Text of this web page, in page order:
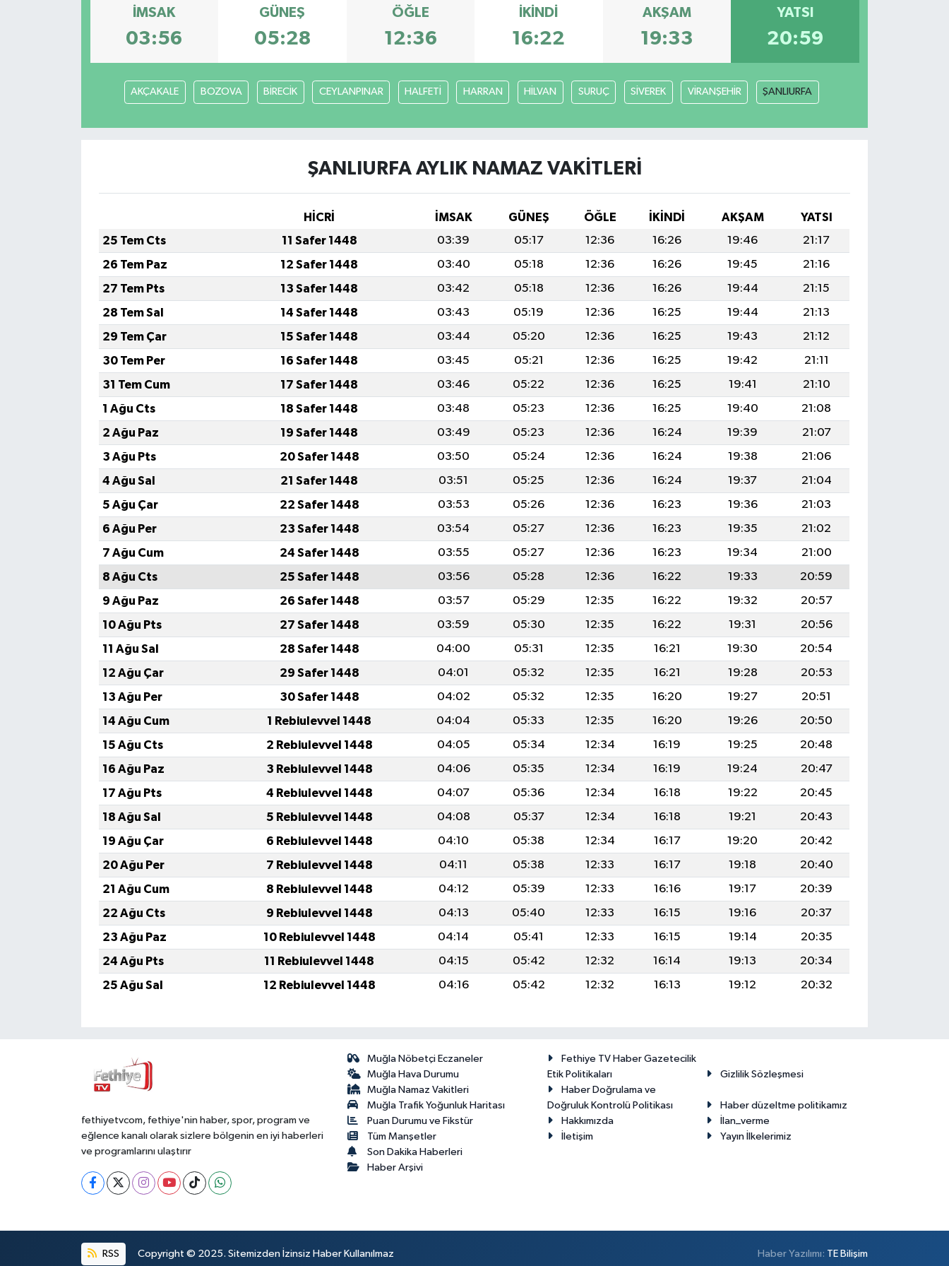
İMSAK
03:56
GÜNEŞ
05:28
ÖĞLE
12:36
İKINDI
16:22
AKŞAM
19:33
YATSI
20:59
AKÇAKALE BOZOVA BİRECİK CEYLANPINAR HALFETİ HARRAN HİLVAN SURUÇ SİVEREK VİRANŞEHİR ŞANLIURFA
ŞANLIURFA AYLIK NAMAZ VAKITLERI
HİCRİ İMSAK GÜNEŞ ÖĞLE İKINDI AKŞAM
YATSI
25 Tem Cts
11 Safer 1448 03:39 05:17 12:36 16:26 19:46
21:17
26 Tem Paz
12 Safer 1448 03:40 05:18 12:36 16:26 19:45
21:16
27 Tem Pts
13 Safer 1448 03:42 05:18 12:36 16:26 19:44
21:15
28 Tem Sal
14 Safer 1448 03:43 05:19 12:36 16:25 19:44
21:13
29 Tem Çar
15 Safer 1448 03:44 05:20 12:36 16:25 19:43
21:12
30 Tem Per
16 Safer 1448 03:45 05:21 12:36 16:25 19:42
21:11
31 Tem Cum
17 Safer 1448 03:46 05:22 12:36 16:25 19:41
21:10
1 Ağu Cts
18 Safer 1448 03:48 05:23 12:36 16:25 19:40
21:08
2 Ağu Paz
19 Safer 1448 03:49 05:23 12:36 16:24 19:39
21:07
3 Ağu Pts
20 Safer 1448 03:50 05:24 12:36 16:24 19:38
21:06
4 Ağu Sal
21 Safer 1448 03:51 05:25 12:36 16:24 19:37
21:04
5 Ağu Çar
22 Safer 1448 03:53 05:26 12:36 16:23 19:36
21:03
6 Ağu Per
23 Safer 1448 03:54 05:27 12:36 16:23 19:35
21:02
7 Ağu Cum
24 Safer 1448 03:55 05:27 12:36 16:23 19:34
21:00
8 Ağu Cts
25 Safer 1448 03:56 05:28 12:36 16:22 19:33
20:59
9 Ağu Paz
26 Safer 1448 03:57 05:29 12:35 16:22 19:32
20:57
10 Ağu Pts
27 Safer 1448 03:59 05:30 12:35 16:22 19:31
20:56
11 Ağu Sal
28 Safer 1448 04:00 05:31 12:35 16:21 19:30
20:54
12 Ağu Çar
29 Safer 1448 04:01 05:32 12:35 16:21 19:28
20:53
13 Ağu Per
30 Safer 1448 04:02 05:32 12:35 16:20 19:27
20:51
14 Ağu Cum
1 Rebiulevvel 1448 04:04 05:33 12:35 16:20 19:26
20:50
15 Ağu Cts
2 Rebiulevvel 1448 04:05 05:34 12:34 16:19 19:25
20:48
16 Ağu Paz
3 Rebiulevvel 1448 04:06 05:35 12:34 16:19 19:24
20:47
17 Ağu Pts
4 Rebiulevvel 1448 04:07 05:36 12:34 16:18 19:22
20:45
18 Ağu Sal
5 Rebiulevvel 1448 04:08 05:37 12:34 16:18 19:21
20:43
19 Ağu Çar
6 Rebiulevvel 1448 04:10 05:38 12:34 16:17 19:20
20:42
20 Ağu Per
7 Rebiulevvel 1448 04:11 05:38 12:33 16:17 19:18
20:40
21 Ağu Cum
8 Rebiulevvel 1448 04:12 05:39 12:33 16:16 19:17
20:39
22 Ağu Cts
9 Rebiulevvel 1448 04:13 05:40 12:33 16:15 19:16
20:37
23 Ağu Paz
10 Rebiulevvel 1448 04:14 05:41 12:33 16:15 19:14
20:35
24 Ağu Pts
11 Rebiulevvel 1448 04:15 05:42 12:32 16:14 19:13
20:34
25 Ağu Sal
12 Rebiulevvel 1448 04:16 05:42 12:32 16:13 19:12 20:32
fethiyetvcom, fethiye'nin haber, spor, program ve
eğlence kanalı olarak sizlere bölgenin en iyi haberleri
ve programlarını ulaştırır
Muğla Nöbetçi Eczaneler
Muğla Hava Durumu
Muğla Namaz Vakitleri
Muğla Trafik Yoğunluk Haritası
Puan Durumu ve Fikstür
Tüm Manşetler
Son Dakika Haberleri
Haber Arşivi
Fethiye TV Haber Gazetecilik
Etik Politikaları
Gizlilik Sözleşmesi
Haber Doğrulama ve
Doğruluk Kontrolü Politikası
Haber düzeltme politikamız
Hakkımızda
İlan_verme
İletişim
Yayın İlkelerimiz
RSS Copyright © 2025. Sitemizden İzinsiz Haber Kullanılmaz Haber Yazılımı: TE Bilişim